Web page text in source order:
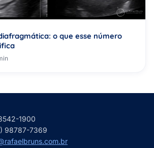
o que esse número
1900
98787-7369